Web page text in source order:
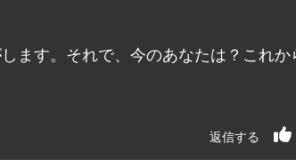
ます。それで、今のあなたは？これか
返信する